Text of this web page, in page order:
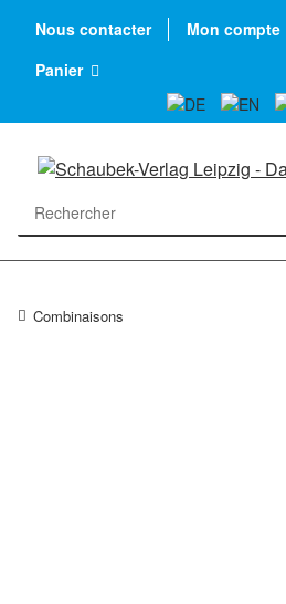
Nous contacter Mon compte
Panier
Combinaisons